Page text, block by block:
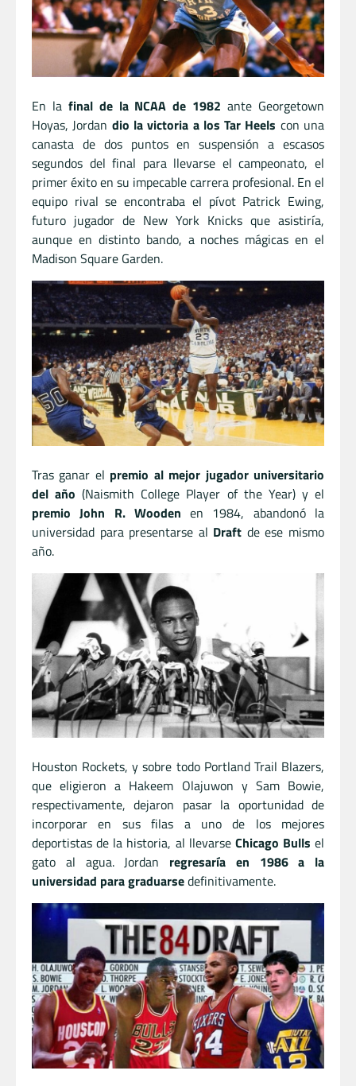
En la final de la NCAA de 1982 ante Georgetown
Hoyas, Jordan dio la victoria a los Tar Heels con una
canasta de dos puntos en suspensión a escasos
segundos del final para llevarse el campeonato, el
primer éxito en su impecable carrera profesional. En el
equipo rival se encontraba el pívot Patrick Ewing,
futuro jugador de New York Knicks que asistiría,
aunque en distinto bando, a noches mágicas en el
Madison Square Garden.
Tras ganar el premio al mejor jugador universitario
del año (Naismith College Player of the Year) y el
premio John R. Wooden en 1984, abandonó la
universidad para presentarse al Draft de ese mismo
año.
Houston Rockets, y sobre todo Portland Trail Blazers,
que eligieron a Hakeem Olajuwon y Sam Bowie,
respectivamente, dejaron pasar la oportunidad de
incorporar en sus filas a uno de los mejores
deportistas de la historia, al llevarse Chicago Bulls el
gato al agua. Jordan regresaría en 1986 a la
universidad para graduarsedefinitivamente.